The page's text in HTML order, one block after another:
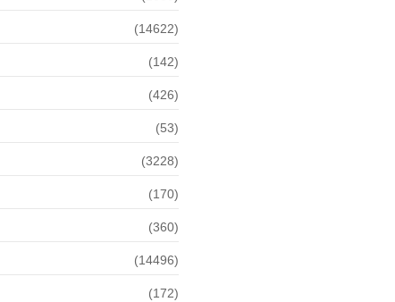
(14622)
(142)
(426)
(53)
(3228)
(170)
(360)
(14496)
(172)